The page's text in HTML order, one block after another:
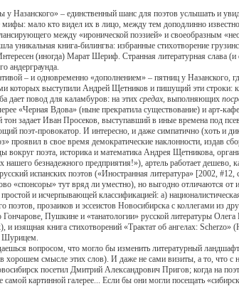
– единственный шанс для поэтов услышать и
мифы: мало кто видел их в лицо, между тем доподлинно
между «иронической поэзией» и своеобразным
уникальная книга-билингва: избранные стихотворение
(иногда) Марат Шериф. Странная литературная слава
андерграунда.
– и одновременно «дополнением» – пятниц у Назанского,
которых выступили Андрей Щетников и пишущий эти строки:
дает повод для каламбуров: на этих средах, выполняющих
«Черная Вдова» (ныне прекратила существование) и арт-
тон задает Иван Просеков, выступавший в иные времена под
поэт-провокатор. И интересно, и даже симпатично (хоть и
в свое время демократические наклонности, издав
вокруг поэта, историка и математика Андрея Щетникова,
нашего безнадежного предприятия!»), артель работает
испанских поэтов («Иностранная литература» [2002,
«спонсоры» тут вряд ли уместно), но выгодно отличаются
простой и исчерпывающей классификацией: а)
поэтов, прозаиков и эссеистов Новосибирска с коллегами из
Пушкине и «танатологии» русской литературы
и изящная книга стихотворений «Трактат об ангелах:
Шурицем.
вопросом, что могло бы изменить литературный
хорошем смысле этих слов). И даже не сами визиты, а то, что с
посетил Дмитрий Александрович Пригов; когда на
самой картинной галерее... Если бы они могли посещать